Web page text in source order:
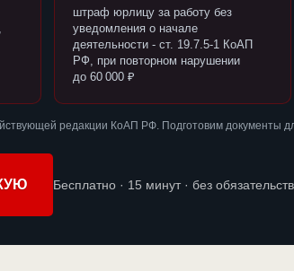
штраф юрлицу за работу без
уведомления о начале
деятельности - ст. 19.7.5-1 КоАП
РФ, при повторном нарушении
до 60 000 ₽
редакции КоАП РФ. Подготовим документы
Бесплатно · 15 минут · без обязательств